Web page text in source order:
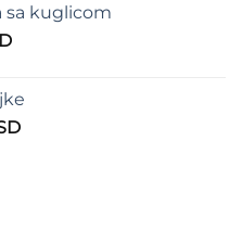
sa kuglicom
Raspon
210 RSD
doRaspon